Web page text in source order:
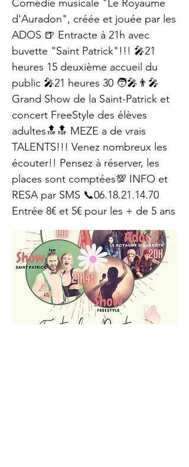
Comédie musicale "Le Royaume
d'Auradon", créée et jouée par les
ADOS 🍺 Entracte à 21h avec
buvette "Saint Patrick"!!! 🎤21
heures 15 deuxième accueil du
public 🎤21 heures 30 🧑‍🎤👨‍🎤
Grand Show de la Saint-Patrick et
concert FreeStyle des élèves
adultes🔝🔝 MEZE a de vrais
TALENTS!!! Venez nombreux les
écouter!! Pensez à réserver, les
places sont comptées💯 INFO et
RESA par SMS 📞06.18.21.14.70
Entrée 8€ et 5€ pour les + de 5 ans